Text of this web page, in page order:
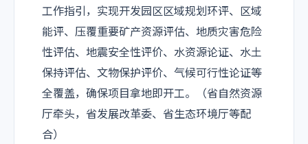
工作指引，实现开发园区区域规划环评、区域
能评、压覆重要矿产资源评估、地质灾害危险
性评估、地震安全性评价、水资源论证、水土
保持评估、文物保护评价、气候可行性论证等
全覆盖，确保项目拿地即开工。（省自然资源
厅牵头，省发展改革委、省生态环境厅等配
合）